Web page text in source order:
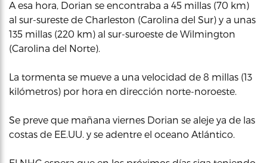
A esa hora, Dorian se encontraba a 45 millas (70 km)
al sur-sureste de Charleston (Carolina del Sur) y a unas
135 millas (220 km) al sur-suroeste de Wilmington
(Carolina del Norte).
La tormenta se mueve a una velocidad de 8 millas (13
kilómetros) por hora en dirección norte-noroeste.
Se preve que mañana viernes Dorian se aleje ya de las
costas de EE.UU. y se adentre el oceano Atlántico.